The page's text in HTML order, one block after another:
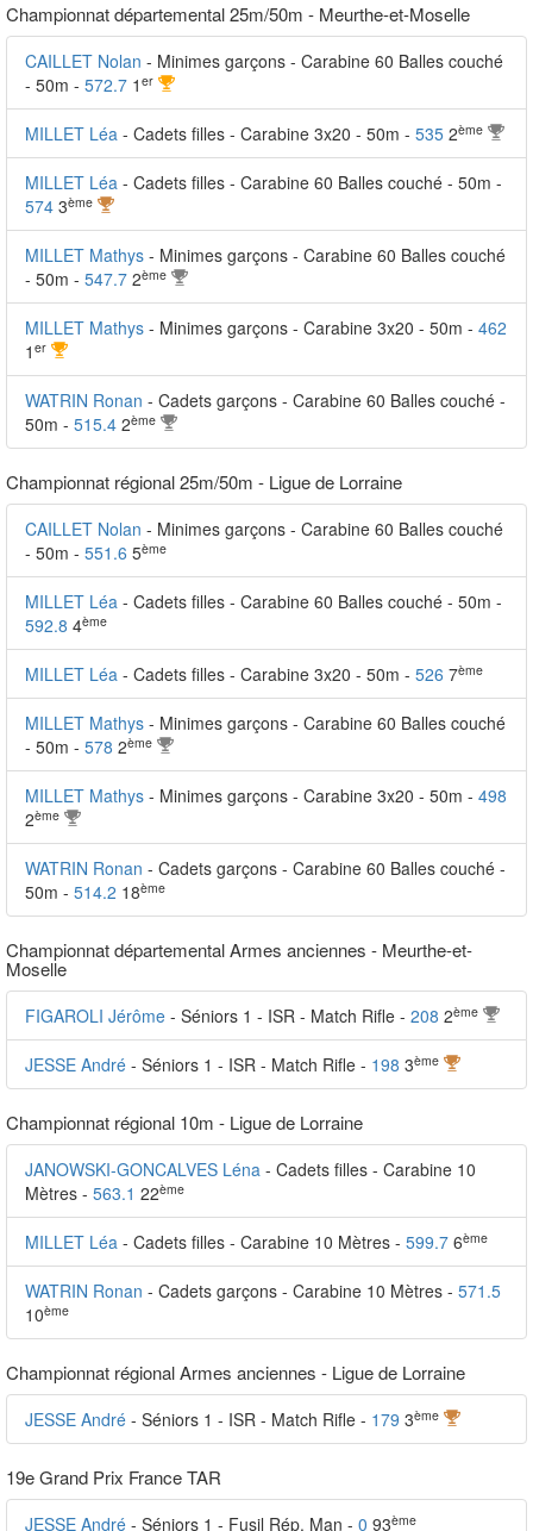
Championnat départemental 25m/50m - Meurthe-et-Moselle
CAILLET Nolan - Minimes garçons - Carabine 60 Balles couché
- 50m - 572.7 1 er
MILLET Léa - Cadets filles - Carabine 3x20 - 50m - 535 2ème
MILLET Léa - Cadets filles - Carabine 60 Balles couché - 50m -
574 3ème
MILLET Mathys - Minimes garçons - Carabine 60 Balles couché
- 50m - 547.7 2ème
MILLET Mathys - Minimes garçons - Carabine 3x20 - 50m - 462
1 er
WATRIN Ronan - Cadets garçons - Carabine 60 Balles couché -
50m - 515.4 2ème
Championnat régional 25m/50m - Ligue de Lorraine
CAILLET Nolan - Minimes garçons - Carabine 60 Balles couché
- 50m - 551.6 5ème
MILLET Léa - Cadets filles - Carabine 60 Balles couché - 50m -
592.8 4ème
MILLET Léa - Cadets filles - Carabine 3x20 - 50m - 526 7ème
MILLET Mathys - Minimes garçons - Carabine 60 Balles couché
- 50m - 578 2ème
MILLET Mathys - Minimes garçons - Carabine 3x20 - 50m - 498
2ème
WATRIN Ronan - Cadets garçons - Carabine 60 Balles couché -
50m - 514.2 18ème
Championnat départemental Armes anciennes - Meurthe-et-
Moselle
FIGAROLI Jérôme - Séniors 1 - ISR - Match Rifle - 208 2ème
JESSE André - Séniors 1 - ISR - Match Rifle - 198 3ème
Championnat régional 10m - Ligue de Lorraine
JANOWSKI-GONCALVES Léna - Cadets filles - Carabine 10
Mètres - 563.1 22ème
MILLET Léa - Cadets filles - Carabine 10 Mètres - 599.7 6ème
WATRIN Ronan - Cadets garçons - Carabine 10 Mètres - 571.5
10ème
Championnat régional Armes anciennes - Ligue de Lorraine
JESSE André - Séniors 1 - ISR - Match Rifle - 179 3ème
19e Grand Prix France TAR
JESSE André - Séniors 1 - Fusil Rép. Man - 0 93ème